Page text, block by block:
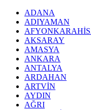
ADANA
ADIYAMAN
AKSARAY
AMASYA
ANKARA
ANTALYA
ARDAHAN
ARTVİN
AYDIN
AĞRI